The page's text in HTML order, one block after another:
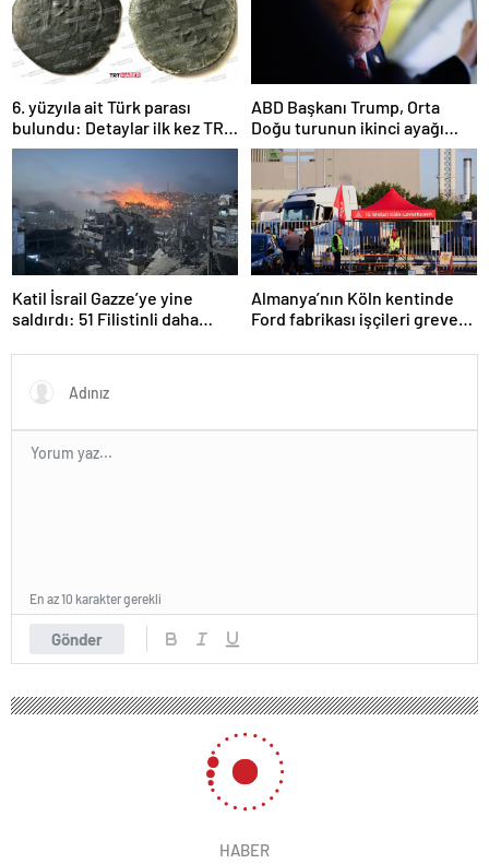
6. yüzyıla ait Türk parası
bulundu: Detaylar ilk kez TRT
Haber’de
ABD Başkanı Trump, Orta
Doğu turunun ikinci ayağı
Katar’da
Katil İsrail Gazze’ye yine
saldırdı: 51 Filistinli daha
Almanya’nın Köln kentinde
Ford fabrikası işçileri greve
Gönder
En az 10 karakter gerekli
HABER